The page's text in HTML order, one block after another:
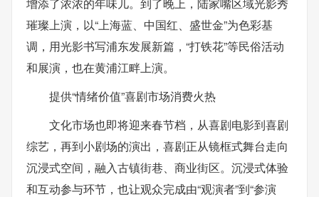
增添了浓浓的年味儿。到了晚上，陆家嘴区域光影秀
璀璨上演，以“上海蓝、中国红、盛世金”为色彩基
调，用光影书写浦东发展新篇，“打铁花”等民俗活动
和展演，也在黄浦江畔上演。
提供“情绪价值”喜剧市场消费火热
文化市场也即将迎来春节档，从喜剧电影到喜剧
综艺，再到小剧场的演出，喜剧正从镜框式舞台走向
沉浸式空间，融入古镇街巷、商业街区。沉浸式体验
和互动参与环节，也让观众完成由“观演者”到“参演